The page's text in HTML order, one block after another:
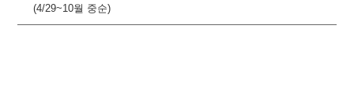
(4/29~10월 중순)